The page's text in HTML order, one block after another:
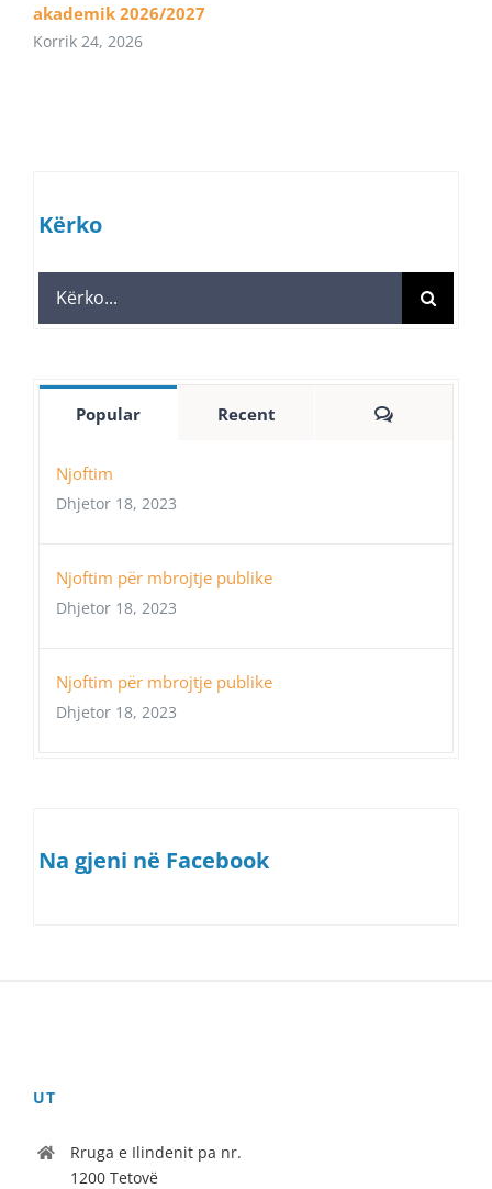
akademik 2026/2027
Korrik 24, 2026
Kërko
Search
for:
Popular Recent Comments
Njoftim
Dhjetor 18, 2023
Njoftim për mbrojtje publike
Dhjetor 18, 2023
Njoftim për mbrojtje publike
Dhjetor 18, 2023
Na gjeni në Facebook
UT
Rruga e Ilindenit pa nr.
1200 Tetovë